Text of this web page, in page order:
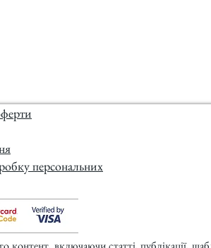
персональних